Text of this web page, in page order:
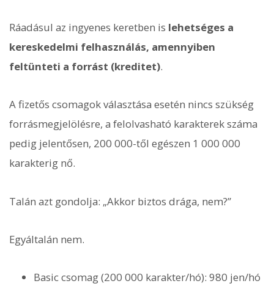
Ráadásul az ingyenes keretben is lehetséges a
kereskedelmi felhasználás, amennyiben
feltünteti a forrást (kreditet).
A fizetős csomagok választása esetén nincs szükség
forrásmegjelölésre, a felolvasható karakterek száma
pedig jelentősen, 200 000-től egészen 1 000 000
karakterig nő.
Talán azt gondolja: „Akkor biztos drága, nem?”
Egyáltalán nem.
Basic csomag (200 000 karakter/hó): 980 jen/hó